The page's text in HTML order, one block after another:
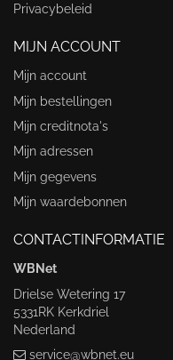
Privacybeleid
MIJN ACCOUNT
Mijn account
Mijn bestellingen
Mijn creditnota's
Mijn adressen
Mijn gegevens
Mijn waardebonnen
CONTACTINFORMATIE
WBNet
Drielse Wetering 17
5331RK Kerkdriel
Nederland
service@wbnet.eu